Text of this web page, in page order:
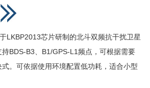
LKBP2013芯片研制的北斗双频抗干扰卫星
BDS-B3、B1/GPS-L1频点，可根据需要
。可依据使用环境配置低功耗，适合小型